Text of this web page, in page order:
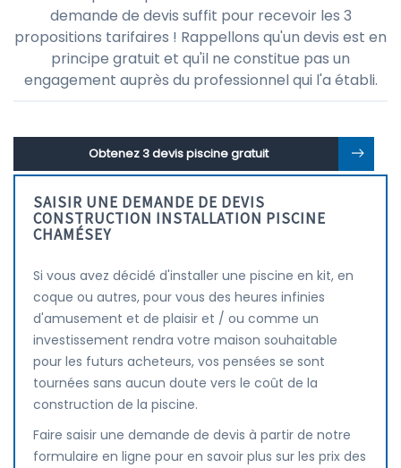
demande de devis suffit pour recevoir les 3
propositions tarifaires ! Rappellons qu'un devis est en
principe gratuit et qu'il ne constitue pas un
engagement auprès du professionnel qui l'a établi.
Obtenez 3 devis piscine gratuit
SAISIR UNE DEMANDE DE DEVIS
CONSTRUCTION INSTALLATION PISCINE
CHAMÉSEY
Si vous avez décidé d'installer une piscine en kit, en
coque ou autres, pour vous des heures infinies
d'amusement et de plaisir et / ou comme un
investissement rendra votre maison souhaitable
pour les futurs acheteurs, vos pensées se sont
tournées sans aucun doute vers le coût de la
construction de la piscine.
Faire saisir une demande de devis à partir de notre
formulaire en ligne pour en savoir plus sur les prix des